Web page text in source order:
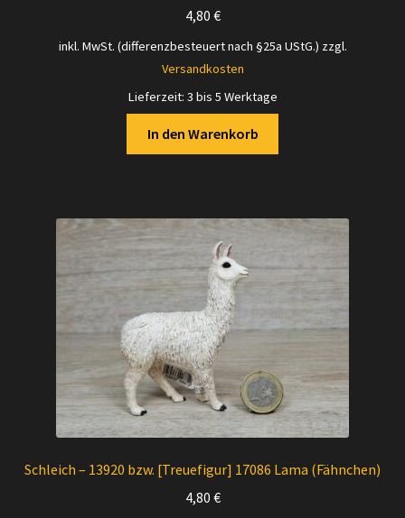
4,80 €
inkl. MwSt. (differenzbesteuert nach §25a UStG.) zzgl.
Versandkosten
Lieferzeit: 3 bis 5 Werktage
In den Warenkorb
Schleich – 13920 bzw. [Treuefigur] 17086 Lama (Fähnchen)
4,80 €